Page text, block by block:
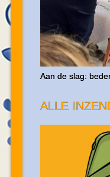
Aan de slag:
ALLE